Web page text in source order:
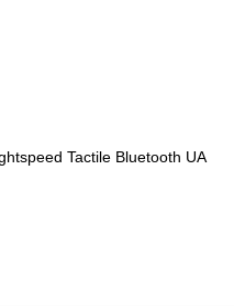
Tactile Bluetooth UA